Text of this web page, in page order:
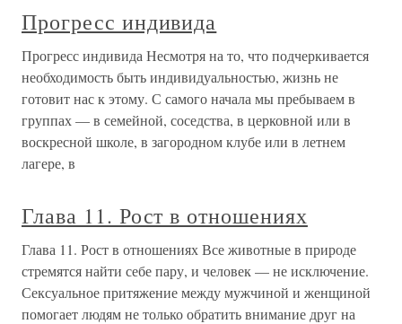
Прогресс индивида
Прогресс индивида Несмотря на то, что подчеркивается
необходимость быть индивидуальностью, жизнь не
готовит нас к этому. С само­го начала мы пребываем в
группах — в семейной, сосед­ства, в церковной или в
воскресной школе, в загородном клубе или в летнем
лагере, в
Глава 11. Рост в отношениях
Глава 11. Рост в отношениях Все животные в природе
стремятся найти себе пару, и человек — не исключение.
Сексуальное притяжение между мужчиной и женщиной
помогает людям не только обратить внимание друг на